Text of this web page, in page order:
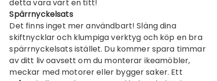
detta vara värt en titt!
Spärrnyckelsats
Det finns inget mer användbart! Släng dina
skiftnycklar och klumpiga verktyg och köp en bra
spärrnyckelsats istället. Du kommer spara timmar
av ditt liv oavsett om du monterar ikeamöbler,
meckar med motorer eller bygger saker. Ett